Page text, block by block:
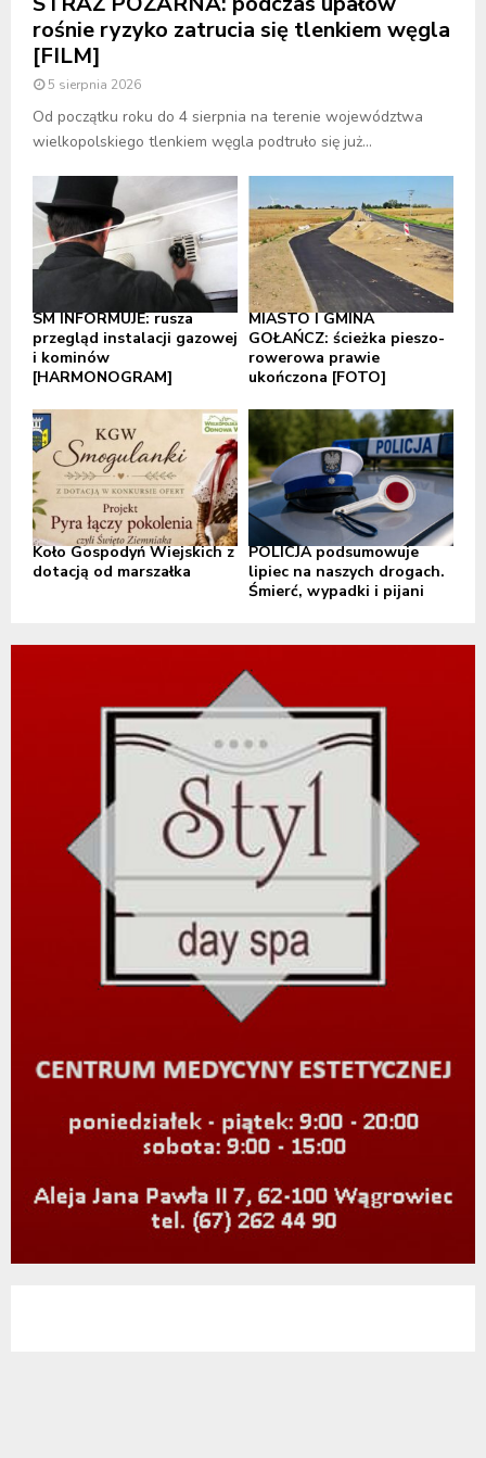
rośnie ryzyko zatrucia się tlenkiem węgla
[FILM]
5 sierpnia 2026
Od początku roku do 4 sierpnia na terenie województwa
wielkopolskiego tlenkiem węgla podtruło się już...
SM INFORMUJE: rusza
przegląd instalacji gazowej
i kominów
[HARMONOGRAM]
MIASTO I GMINA
GOŁAŃCZ: ścieżka pieszo-
rowerowa prawie
ukończona [FOTO]
Koło Gospodyń Wiejskich z
dotacją od marszałka
POLICJA podsumowuje
lipiec na naszych drogach.
Śmierć, wypadki i pijani